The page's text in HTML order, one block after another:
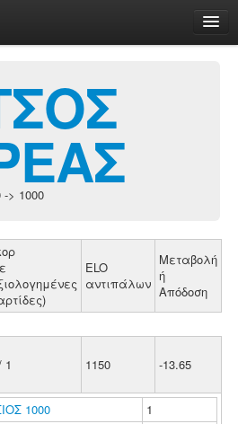
-> 1000
ELO
αντιπάλων
Μεταβολή
ή
Απόδοση
1 1150 -13.65
1000
1